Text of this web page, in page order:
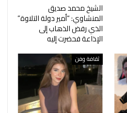
الشيخ محمد صديق
المنشاوي: “أمير دولة التلاوة”
الذي رفض الذهاب إلى
الإذاعة فحضرت إليه
ثقافة وفن